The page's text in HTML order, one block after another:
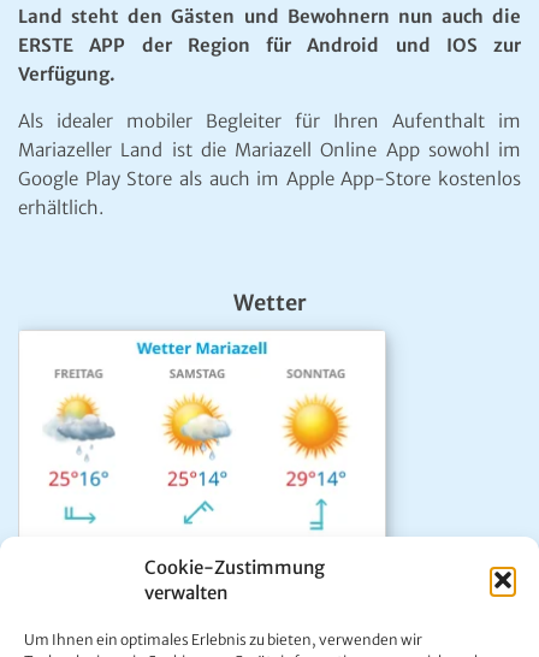
Cookie-Zustimmung
verwalten
Um Ihnen ein optimales Erlebnis zu bieten, verwenden wir
Land steht den Gästen und Bewohnern nun auch die
ERSTE APP der Region für Android und IOS zur
Verfügung.
Als idealer mobiler Begleiter für Ihren Aufenthalt im
Mariazeller Land ist die Mariazell Online App sowohl im
Google Play Store als auch im Apple App-Store kostenlos
erhältlich.
Wetter
Das aktuelle Wetter in Mariazell